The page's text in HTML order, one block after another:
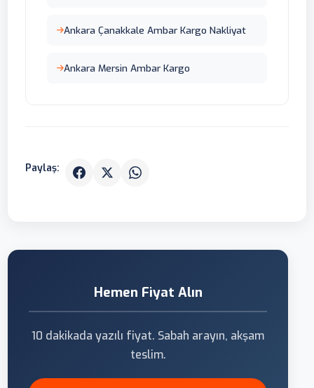
Ankara Çanakkale Ambar Kargo Nakliyat
Ankara Mersin Ambar Kargo
Paylaş:
Hemen Fiyat Alın
10 dakikada yazılı fiyat. Sabah arayın, akşam
teslim.